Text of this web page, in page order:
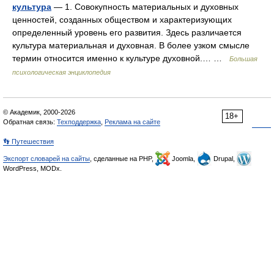
культура — 1. Совокупность материальных и духовных
ценностей, созданных обществом и характеризующих
определенный уровень его развития. Здесь различается
культура материальная и духовная. В более узком смысле
термин относится именно к культуре духовной.… …
Большая
психологическая энциклопедия
18+
© Академик, 2000-2026
Обратная связь: Техподдержка Реклама на сайте
👣 Путешествия
Экспорт словарей на сайты , сделанные на PHP, Joomla,
Drupal,
WordPress, MODx.